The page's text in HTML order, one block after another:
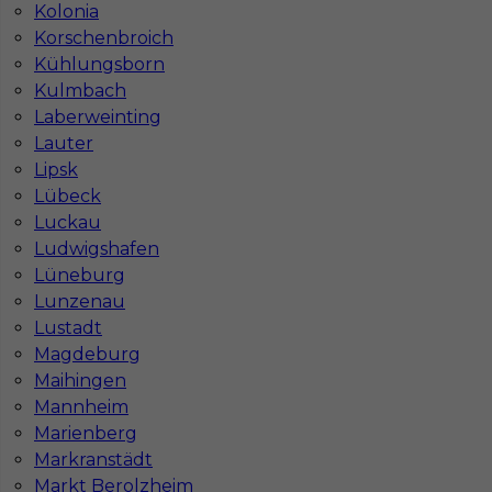
Kolonia
Korschenbroich
Kühlungsborn
Kulmbach
Laberweinting
Lauter
Lipsk
Lübeck
Luckau
Ludwigshafen
Lüneburg
Lunzenau
Lustadt
Magdeburg
Maihingen
Mannheim
Marienberg
Markranstädt
Markt Berolzheim
InServ © 2014 – 2026 | Wszelkie prawa zastrzeżone